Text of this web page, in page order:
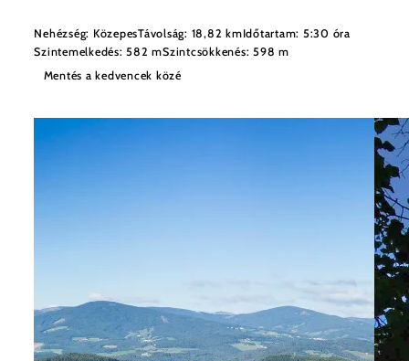
Nehézség: KözepesTávolság: 18,82 kmIdőtartam: 5:30 óra
Szintemelkedés: 582 mSzintcsökkenés: 598 m
Mentés a kedvencek közé